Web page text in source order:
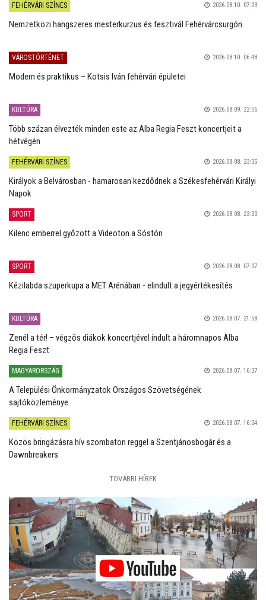
FEHÉRVÁRI SZÍNES 2026.08.10. 07:03
Nemzetközi hangszeres mesterkurzus és fesztivál Fehérvárcsurgón
VÁROSTÖRTÉNET 2026.08.10. 06:48
Modern és praktikus – Kotsis Iván fehérvári épületei
KULTÚRA 2026.08.09. 22:56
Több százan élvezték minden este az Alba Regia Feszt koncertjeit a
hétvégén
FEHÉRVÁRI SZÍNES 2026.08.08. 23:35
Királyok a Belvárosban - hamarosan kezdődnek a Székesfehérvári Királyi
Napok
SPORT 2026.08.08. 23:00
Kilenc emberrel győzött a Videoton a Sóstón
SPORT 2026.08.08. 07:07
Kézilabda szuperkupa a MET Arénában - elindult a jegyértékesítés
KULTÚRA 2026.08.07. 21:58
Zenél a tér! – végzős diákok koncertjével indult a háromnapos Alba
Regia Feszt
MAGYARORSZÁG 2026.08.07. 16:37
A Települési Önkormányzatok Országos Szövetségének
sajtóközleménye
FEHÉRVÁRI SZÍNES 2026.08.07. 16:04
Közös bringázásra hív szombaton reggel a Szentjánosbogár és a
Dawnbreakers
TOVÁBBI HÍREK